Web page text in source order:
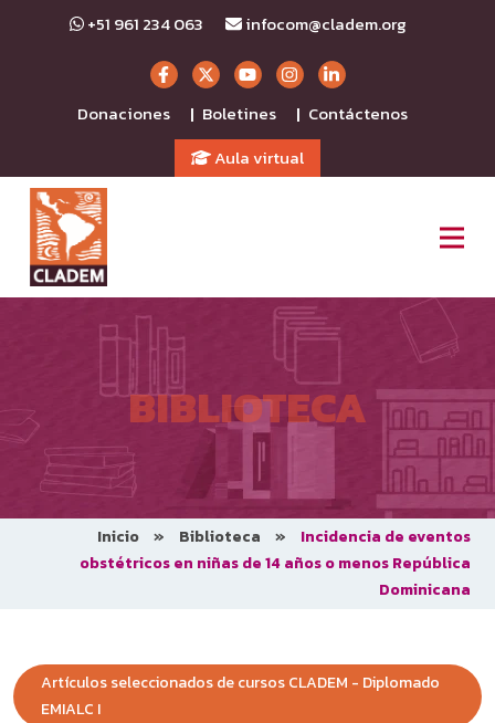
+51 961 234 063 infocom@cladem.org
Donaciones | Boletines | Contáctenos
Aula virtual
BIBLIOTECA
Inicio » Biblioteca »
Incidencia de eventos
obstétricos en niñas de 14 años o menos República
Dominicana
Artículos seleccionados de cursos CLADEM - Diplomado
EMIALC I